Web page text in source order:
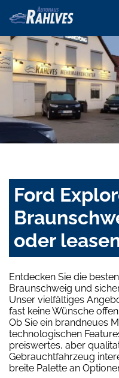
Ford
oder
Entdecken Sie die
Braunschweig und
Unser vielfältiges
fast keine Wünsche offen.
Ob Sie ein brandneues
technologischen
preiswertes, aber
Gebrauchtfahrzeug
breite Palette an